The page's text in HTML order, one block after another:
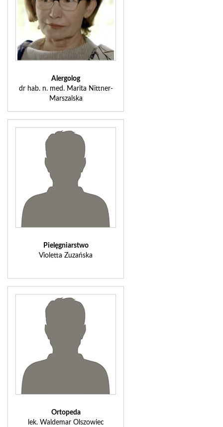
Alergolog
dr hab. n. med. Marita Nittner-
Marszalska
Pielęgniarstwo
Violetta Zuzańska
Ortopeda
lek. Waldemar Olszowiec